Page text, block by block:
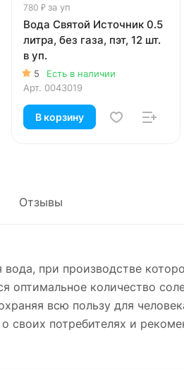
780 ₽ за уп
Вода Святой Источник 0.5
литра, без газа, пэт, 12 шт.
в уп.
5
Есть в наличии
Арт. 0043019
В корзину
Отзывы
при производстве
оптимальное количество
всю пользу для
своих потребителях и